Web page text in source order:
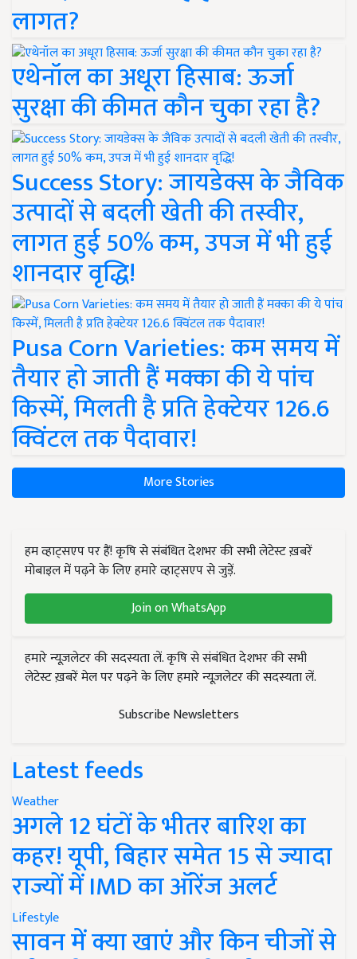
लागत?
एथेनॉल का अधूरा हिसाब: ऊर्जा
सुरक्षा की कीमत कौन चुका रहा है?
Success Story: जायडेक्स के जैविक
उत्पादों से बदली खेती की तस्वीर,
लागत हुई 50% कम, उपज में भी हुई
शानदार वृद्धि!
Pusa Corn Varieties: कम समय में
तैयार हो जाती हैं मक्का की ये पांच
किस्में, मिलती है प्रति हेक्टेयर 126.6
क्विंटल तक पैदावार!
More Stories
हम व्हाट्सएप पर हैं! कृषि से संबंधित देशभर की सभी लेटेस्ट ख़बरें
मोबाइल में पढ़ने के लिए हमारे व्हाट्सएप से जुड़ें.
Join on WhatsApp
हमारे न्यूज़लेटर की सदस्यता लें. कृषि से संबंधित देशभर की सभी
लेटेस्ट ख़बरें मेल पर पढ़ने के लिए हमारे न्यूज़लेटर की सदस्यता लें.
Subscribe Newsletters
Latest feeds
Weather
अगले 12 घंटों के भीतर बारिश का
कहर! यूपी, बिहार समेत 15 से ज्यादा
राज्यों में IMD का ऑरेंज अलर्ट
Lifestyle
सावन में क्या खाएं और किन चीजों से